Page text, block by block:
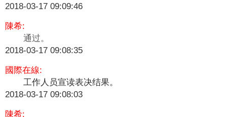
2018-03-17 09:09:46
陳希:
通过。
2018-03-17 09:08:35
國際在線:
​工作人员宣读表决结果。
2018-03-17 09:08:03
陳希: